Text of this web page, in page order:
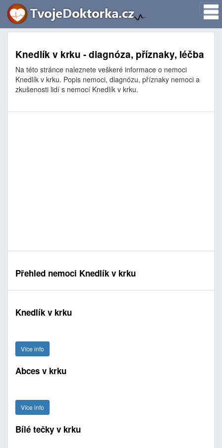
Knedlík v krku - diagnóza, příznaky, léčba
Na této stránce naleznete veškeré informace o nemoci
Knedlík v krku. Popis nemoci, diagnózu, příznaky nemoci a
zkušenosti lidí s nemocí Knedlík v krku.
Přehled nemoci Knedlík v krku
Knedlík v krku
Více info
Abces v krku
Více info
Bílé tečky v krku